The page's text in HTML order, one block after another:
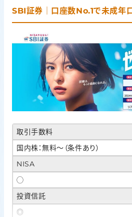
SBI証券｜口座数No.1で未成年
取引手数料
国内株：無料〜（条件あり）
NISA
◯
投資信託
◎